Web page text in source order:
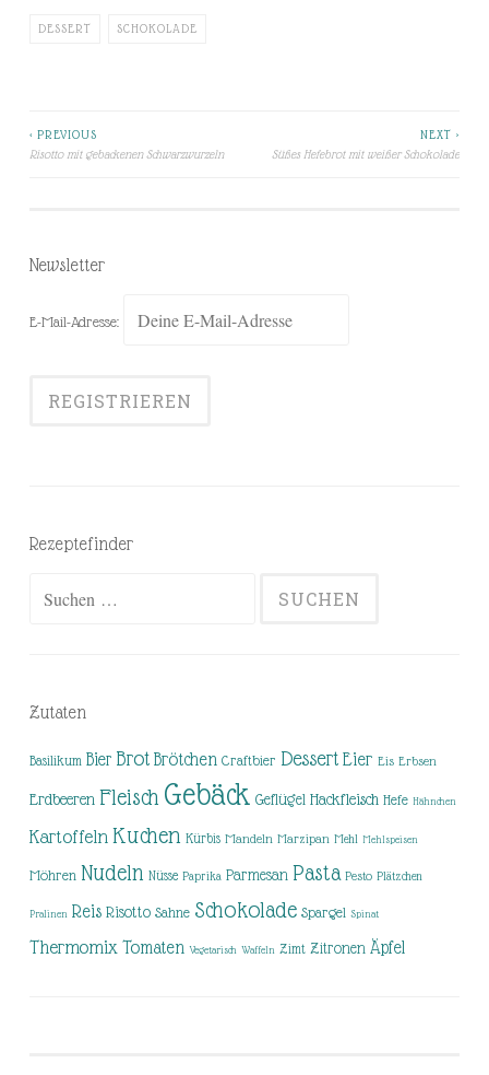
DESSERT SCHOKOLADE
Beitragsnavigation
< PREVIOUS
Risotto mit gebackenen Schwarzwurzeln
NEXT >
Süßes Hefebrot mit weißer Schokolade
Newsletter
E-Mail-Adresse:
Rezeptefinder
Zutaten
Basilikum Bier Brot Brötchen Craftbier Dessert Eier Eis Erbsen
Erdbeeren Fleisch Gebäck Geflügel Hackfleisch Hefe Hähnchen
Kartoffeln Kuchen Kürbis Mandeln Marzipan Mehl Mehlspeisen
Möhren Nudeln Nüsse Paprika Parmesan Pasta Pesto Plätzchen
Pralinen Reis Risotto Sahne Schokolade Spargel Spinat
Thermomix Tomaten Vegetarisch Waffeln Zimt Zitronen Äpfel